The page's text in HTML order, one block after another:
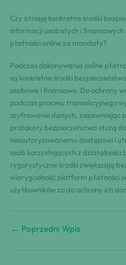
Czy istnieją konkretne środki
informacji osobistych i
płatności online za mandaty?
Podczas dokonywania online
są konkretne środki
osobowe i finansowe. Do ochrony
podczas procesu transakcyjnego
szyfrowanie danych, zapewniając
protokoły bezpieczeństwa służą
nieautoryzowanemu dostępowi i
osób korzystających z działalności
rygorystyczne środki zwiększają
wiarygodność platform płatności
użytkowników co do ochrony ich
← Poprzedni Wpis